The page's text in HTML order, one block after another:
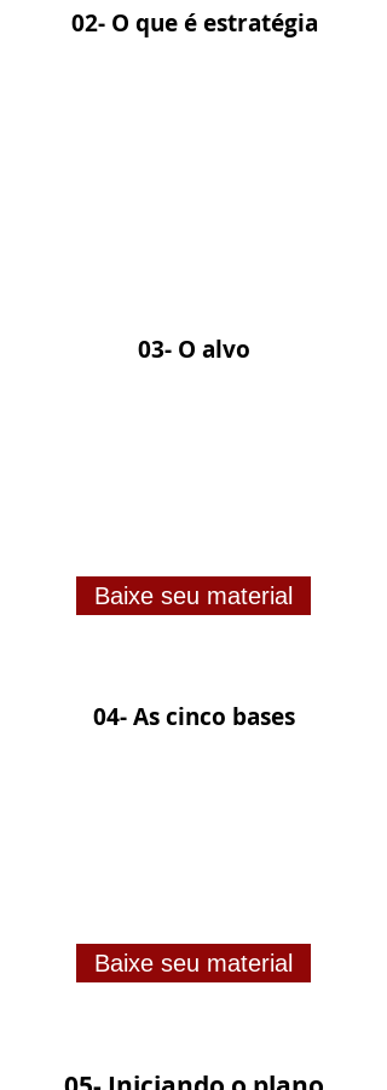
02- O que é estratégia
03- O alvo
Baixe seu material
04- As cinco bases
Baixe seu material